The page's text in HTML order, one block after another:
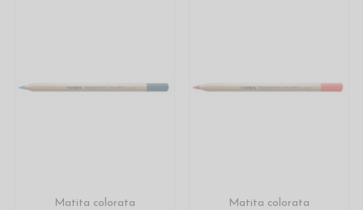
Matita colorata
Matita colorata